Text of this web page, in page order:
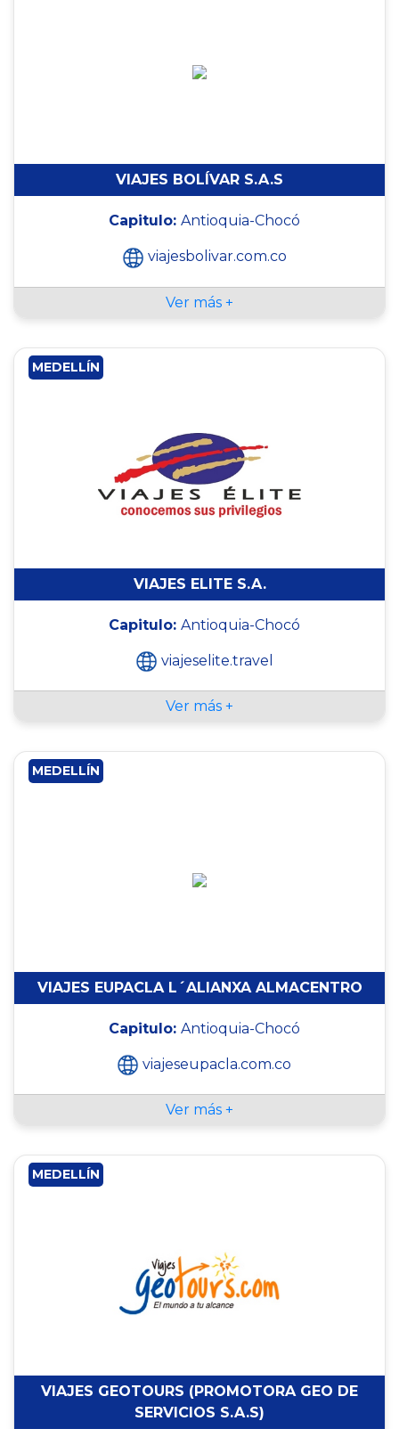
VIAJES BOLÍVAR S.A.S
Capitulo: Antioquia-Chocó
viajesbolivar.com.co
Ver más +
MEDELLÍN
VIAJES ELITE S.A.
Capitulo: Antioquia-Chocó
viajeselite.travel
Ver más +
MEDELLÍN
VIAJES EUPACLA L´ALIANXA ALMACENTRO
Capitulo: Antioquia-Chocó
viajeseupacla.com.co
Ver más +
MEDELLÍN
VIAJES GEOTOURS (PROMOTORA GEO DE
SERVICIOS S.A.S)